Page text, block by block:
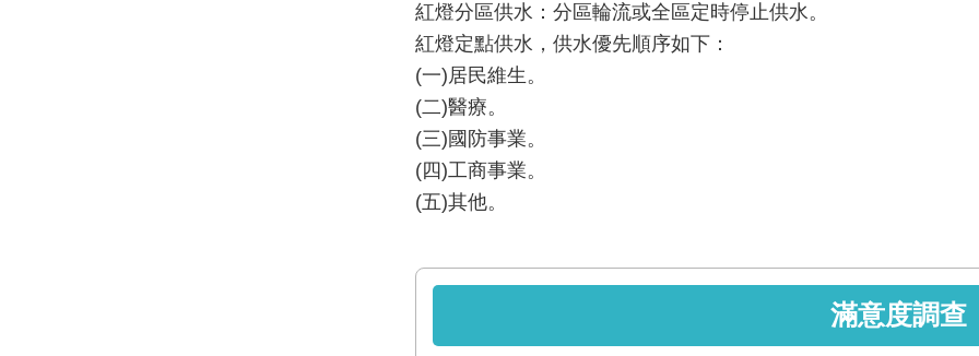
紅燈分區供水：分區輪流或全區定時停止供水。
紅燈定點供水，供水優先順序如下：
(一)居民維生。
(二)醫療。
(三)國防事業。
(四)工商事業。
(五)其他。
滿意度調查